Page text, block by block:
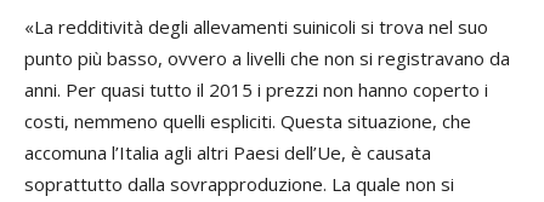
«La redditività degli allevamenti suinicoli si trova nel suo
punto più basso, ovvero a livelli che non si registravano da
anni. Per quasi tutto il 2015 i prezzi non hanno coperto i
costi, nemmeno quelli espliciti. Questa situazione, che
accomuna l’Italia agli altri Paesi dell’Ue, è causata
soprattutto dalla sovrapproduzione. La quale non si